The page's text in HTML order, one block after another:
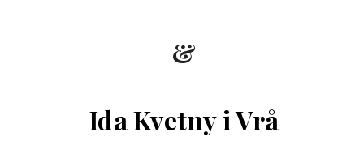
&
Ida Kvetny i Vrå